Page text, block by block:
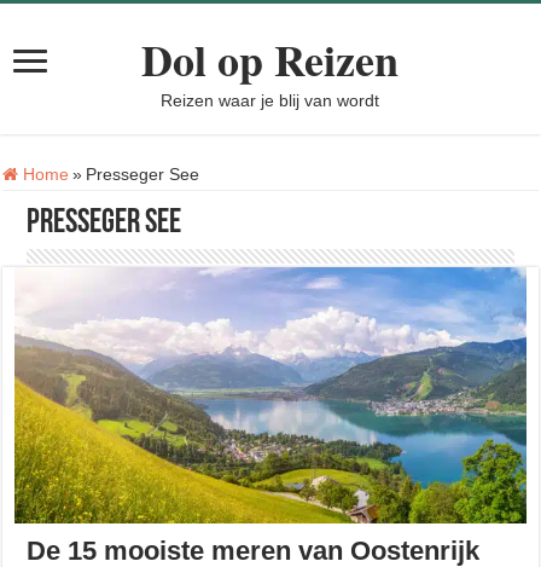
Dol op Reizen
Reizen waar je blij van wordt
Home » Tag:
Presseger See
Presseger See
De 15 mooiste meren van Oostenrijk